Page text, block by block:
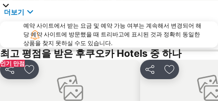
더보기
예약 사이트에서 받는 요금 및 예약 가능 여부는 계속해서 변경되어 해
당 예약 사이트에 방문했을 때 트리바고에 표시된 것과 정확히 동일한
상품을 찾지 못하실 수도 있습니다.
최고 평점을 받은 후쿠오카 Hotels 중 하나
인기 만점
공유 즐겨찾기에 추가 공유 즐겨찾기에